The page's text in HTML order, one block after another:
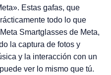
Estas gafas, que
todo lo que
Smartglasses de Meta,
la captura de fotos y
y la interacción con un
ver lo mismo que tú.